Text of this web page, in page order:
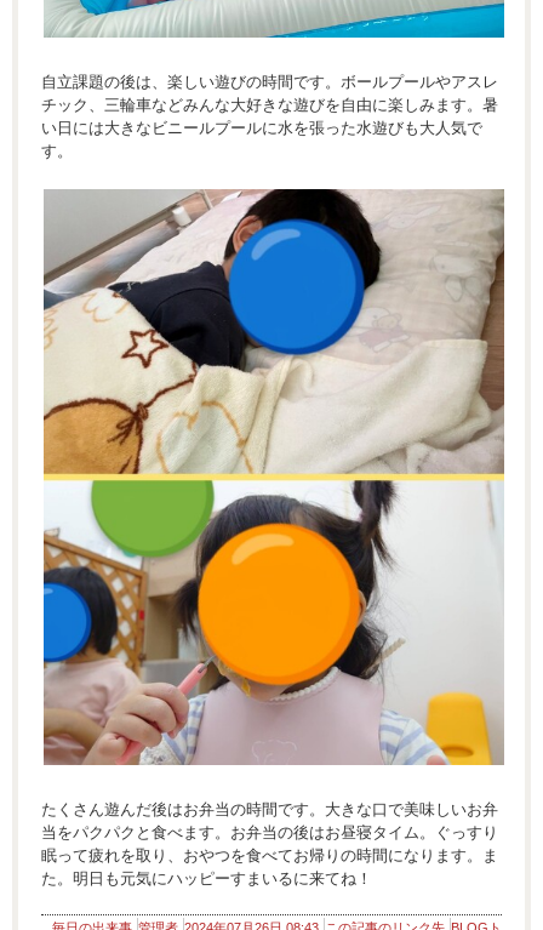
自立課題の後は、楽しい遊びの時間です。ボールプールやアスレ
チック、三輪車などみんな大好きな遊びを自由に楽しみます。暑
い日には大きなビニールプールに水を張った水遊びも大人気で
す。
たくさん遊んだ後はお弁当の時間です。大きな口で美味しいお弁
当をパクパクと食べます。お弁当の後はお昼寝タイム。ぐっすり
眠って疲れを取り、おやつを食べてお帰りの時間になります。ま
た。明日も元気にハッピーすまいるに来てね！